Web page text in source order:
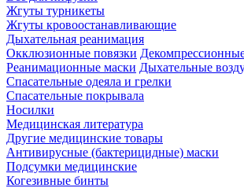
Жгуты турникеты
Жгуты кровоостанавливающие
Дыхательная реанимация
Окклюзионные повязки
Реанимационные маски Дыхательные
Спасательные одеяла и грелки
Спасательные покрывала
Носилки
Медицинская литература
Другие медицинские товары
Антивирусные (бактерицидные) маски
Подсумки медицинские
Когезивные бинты